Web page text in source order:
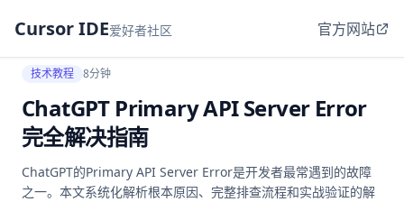
Cursor IDE爱好者社区 官方网站
技术教程 8分钟
ChatGPT Primary API Server Error
完全解决指南
ChatGPT的Primary API Server Error是开发者最常遇到的故障
之一。本文系统化解析根本原因、完整排查流程和实战验证的解